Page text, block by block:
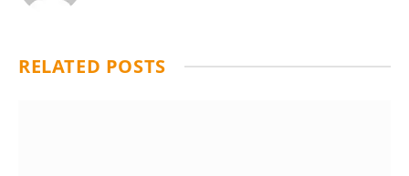
RELATED POSTS